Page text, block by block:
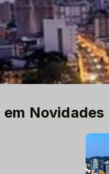
Novidades